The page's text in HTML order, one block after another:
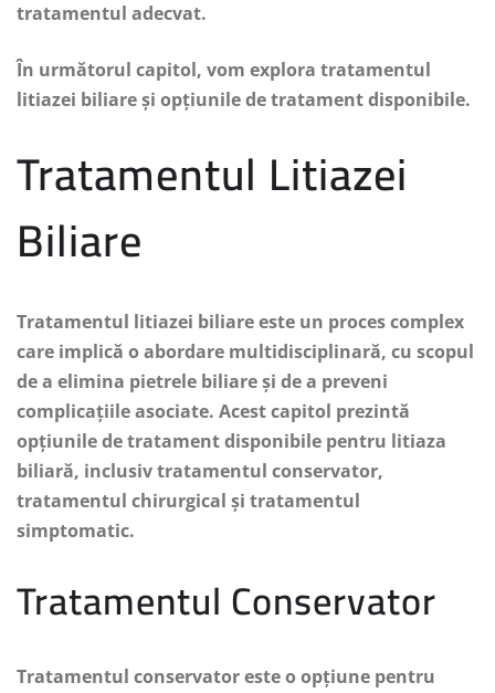
tratamentul adecvat.
În următorul capitol, vom explora tratamentul
litiazei biliare și opțiunile de tratament disponibile.
Tratamentul Litiazei
Biliare
Tratamentul litiazei biliare este un proces complex
care implică o abordare multidisciplinară, cu scopul
de a elimina pietrele biliare și de a preveni
complicațiile asociate. Acest capitol prezintă
opțiunile de tratament disponibile pentru litiaza
biliară, inclusiv tratamentul conservator,
tratamentul chirurgical și tratamentul
simptomatic.
Tratamentul Conservator
Tratamentul conservator este o opțiune pentru